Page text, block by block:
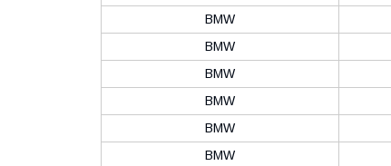
BMW
BMW
BMW
BMW
BMW
BMW